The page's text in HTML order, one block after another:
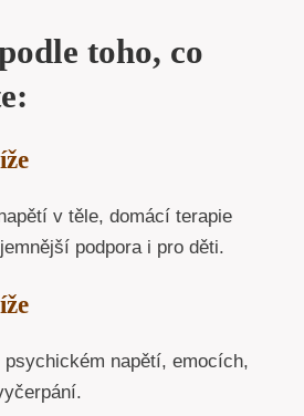
toho, co
v těle, domácí terapie
podpora i pro děti.
napětí, emocích,